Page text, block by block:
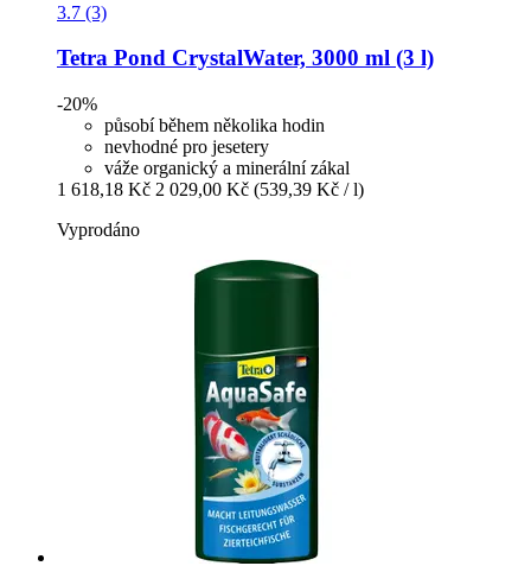
3.7 (3)
Tetra Pond CrystalWater, 3000 ml (3 l)
-20%
působí během několika hodin
nevhodné pro jesetery
váže organický a minerální zákal
1 618,18 Kč 2 029,00 Kč (539,39 Kč / l)
Vyprodáno